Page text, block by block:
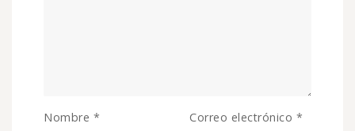
Nombre * Correo electrónico *